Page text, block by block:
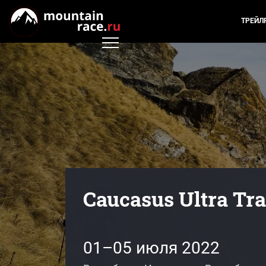
Caucasus Ultra
01–05 июля 2022